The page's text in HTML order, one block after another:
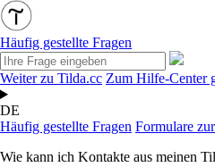
Häufig gestellte Fragen
Weiter zu Tilda.cc Zum Hilfe-Center
DE
Häufig gestellte Fragen Formulare
Wie kann ich Kontakte aus meinen